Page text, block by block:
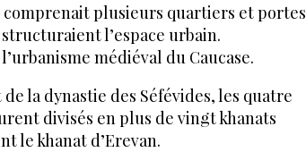
comprenait plusieurs quartiers et portes
l’espace urbain.
médiéval du Caucase.
la dynastie des Séfévides, les quatre
divisés en plus de vingt khanats
le khanat d’Erevan.